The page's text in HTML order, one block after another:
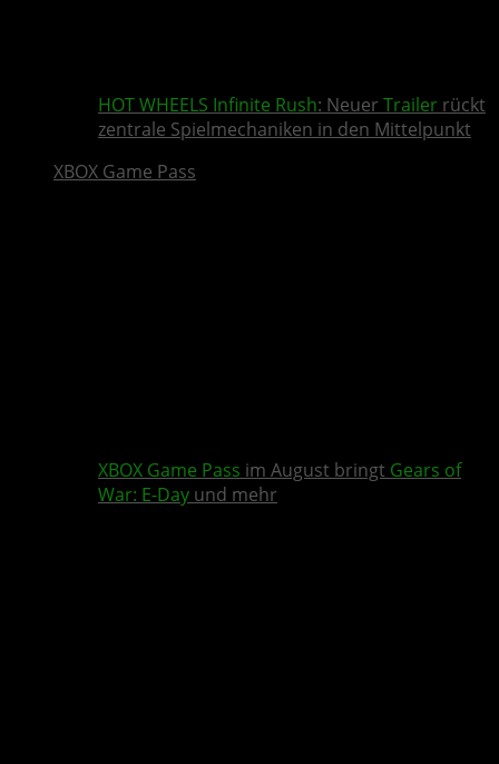
HOT WHEELS Infinite Rush: Neuer Trailer rückt
zentrale Spielmechaniken in den Mittelpunkt
XBOX Game Pass
XBOX Game Pass im August bringt Gears of
War: E-Day und mehr